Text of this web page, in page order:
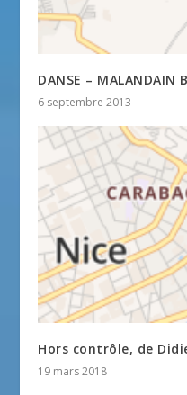
DANSE – MALANDAIN
6 septembre 2013
Hors contrôle, de
19 mars 2018